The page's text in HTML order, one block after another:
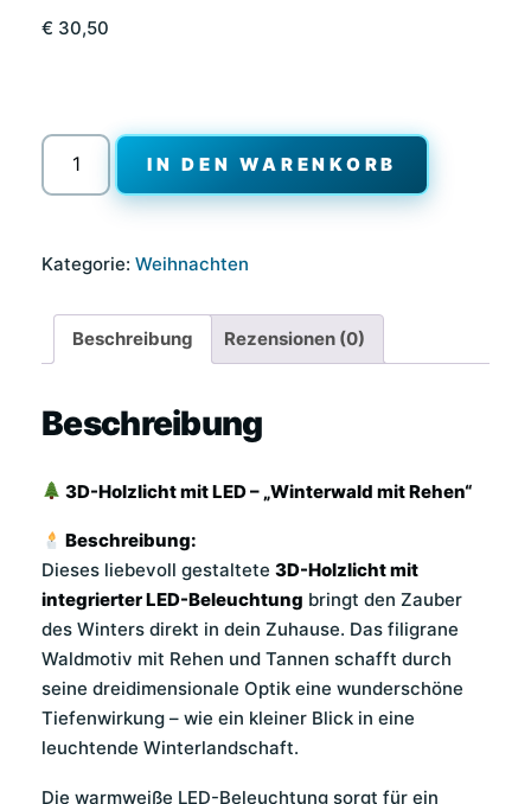
€ 30,50
3D-
Holzlicht
–
IN DEN WARENKORB
Kategorie: Weihnachten
Beschreibung Rezensionen (0)
Beschreibung
3D-Holzlicht mit LED – „Winterwald mit Rehen“
Beschreibung:
Dieses liebevoll gestaltete 3D-Holzlicht mit
integrierter LED-Beleuchtung bringt den Zauber
des Winters direkt in dein Zuhause. Das filigrane
Waldmotiv mit Rehen und Tannen schafft durch
seine dreidimensionale Optik eine wunderschöne
Tiefenwirkung – wie ein kleiner Blick in eine
leuchtende Winterlandschaft.
Die warmweiße LED-Beleuchtung sorgt für ein